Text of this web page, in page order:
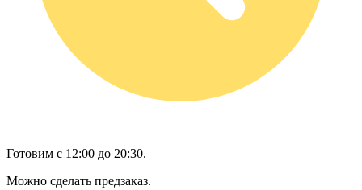
Готовим с 12:00 до 20:30.
Можно сделать предзаказ.